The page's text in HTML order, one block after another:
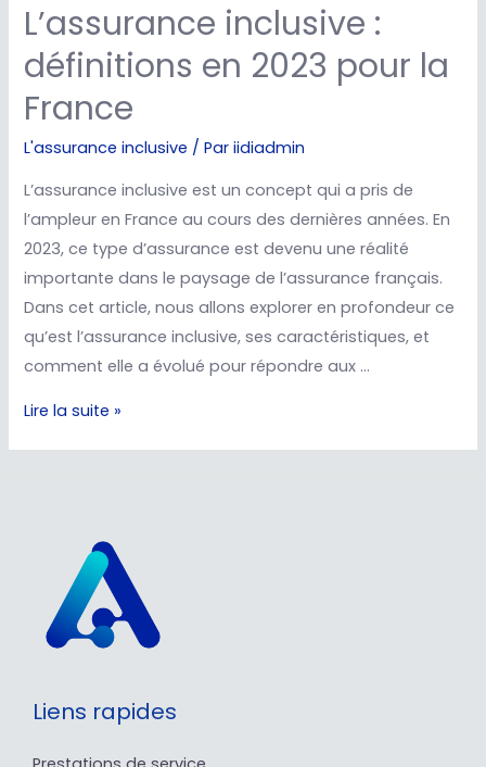
L’assurance inclusive :
définitions en 2023 pour la
France
L'assurance inclusive / Pariidiadmin
L’assurance inclusive est un concept qui a pris de
l’ampleur en France au cours des dernières années. En
2023, ce type d’assurance est devenu une réalité
importante dans le paysage de l’assurance français.
Dans cet article, nous allons explorer en profondeur ce
qu’est l’assurance inclusive, ses caractéristiques, et
comment elle a évolué pour répondre aux …
Lire la suite »
Liens rapides